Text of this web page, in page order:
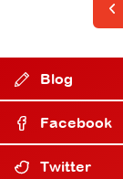
Blog
Facebook
Twitter